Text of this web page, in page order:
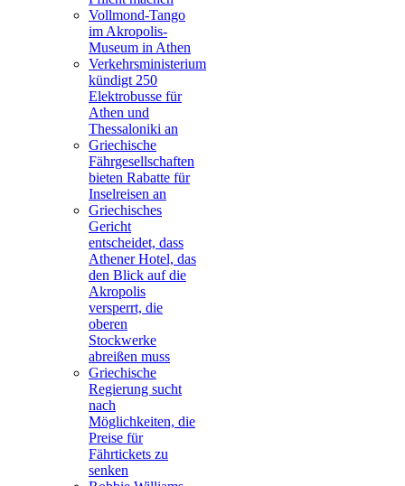
Vollmond-Tango
im Akropolis-
Museum in Athen
Verkehrsministerium
kündigt 250
Elektrobusse für
Athen und
Thessaloniki an
Griechische
Fährgesellschaften
bieten Rabatte für
Inselreisen an
Griechisches
Gericht
entscheidet, dass
Athener Hotel, das
den Blick auf die
Akropolis
versperrt, die
oberen
Stockwerke
abreißen muss
Griechische
Regierung sucht
nach
Möglichkeiten, die
Preise für
Fährtickets zu
senken